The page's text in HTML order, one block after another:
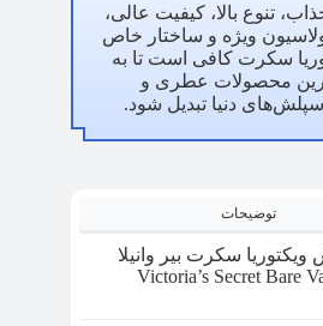
تنوع بالا، کیفیت عالی،
ویژه و ساختار خاص
سکرت کافی است تا به
محصولات عطری و
دنیا تبدیل شود.
توضیحات
سکرت بیر وانیلا
(Victoria’s Secret Bare